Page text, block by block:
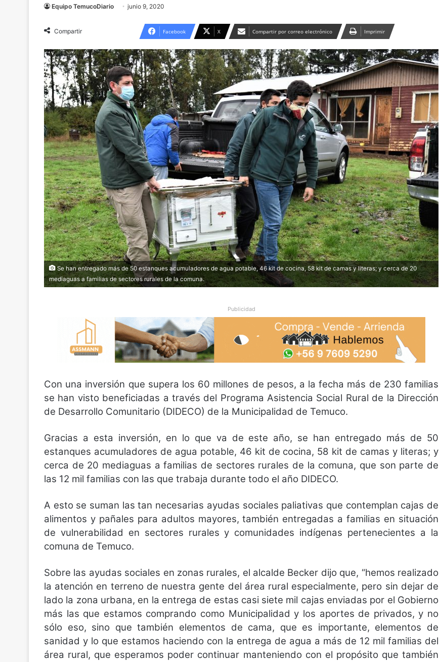
Equipo TemucoDiario junio 9, 2020
Compartir Facebook X Compartir por correo electrónico Imprimir
Se han entregado más de 50 estanques acumuladores de agua potable, 46 kit de cocina, 58 kit de camas y literas; y cerca de 20
mediaguas a familias de sectores rurales de la comuna.
Publicidad
Con una inversión que supera los 60 millones de pesos, a la fecha más de 230 familias
se han visto beneficiadas a través del Programa Asistencia Social Rural de la Dirección
de Desarrollo Comunitario (DIDECO) de la Municipalidad de Temuco.
Gracias a esta inversión, en lo que va de este año, se han entregado más de 50
estanques acumuladores de agua potable, 46 kit de cocina, 58 kit de camas y literas; y
cerca de 20 mediaguas a familias de sectores rurales de la comuna, que son parte de
las 12 mil familias con las que trabaja durante todo el año DIDECO.
A esto se suman las tan necesarias ayudas sociales paliativas que contemplan cajas de
alimentos y pañales para adultos mayores, también entregadas a familias en situación
de vulnerabilidad en sectores rurales y comunidades indígenas pertenecientes a la
comuna de Temuco.
Sobre las ayudas sociales en zonas rurales, el alcalde Becker dijo que, “hemos realizado
la atención en terreno de nuestra gente del área rural especialmente, pero sin dejar de
lado la zona urbana, en la entrega de estas casi siete mil cajas enviadas por el Gobierno
más las que estamos comprando como Municipalidad y los aportes de privados, y no
sólo eso, sino que también elementos de cama, que es importante, elementos de
sanidad y lo que estamos haciendo con la entrega de agua a más de 12 mil familias del
área rural, que esperamos poder continuar manteniendo con el propósito que también